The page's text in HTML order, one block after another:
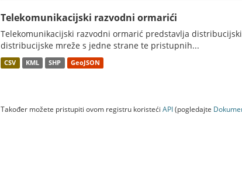
Telekomunikacijski razvodni ormarići
Telekomunikacijski razvodni ormarić predstavlja
distribucijske mreže s jedne strane te pristupnih...
CSV KML SHP GeoJSON
Također možete pristupiti ovom registru koristeći API(pogledajte